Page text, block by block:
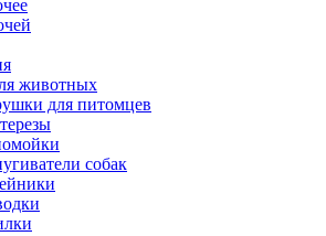
животных
для питомцев
собак